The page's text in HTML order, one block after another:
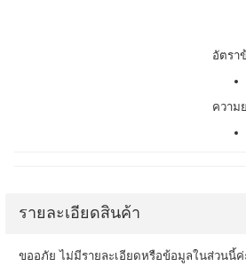
อัตรา
ความ
รายละเอียดสินค้า
ขออภัย ไม่มีรายละเอียดหรือข้อมูลในส่วนนี้ค่